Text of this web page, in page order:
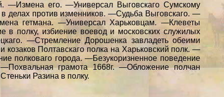
—Измена его. —Универсал Выговскаго Сумскому
делах против изменников. —Судьба Выговскаго. —
гетмана. —Универсал Харьковцам. —Клеветы
полку, избиение воевод и московских служилых
—Стремление Дорошенка завладеть обеими
Полтавскаго полка на Харьковский полк. —
полковаго города. —Безукоризненное поведение
грамота 1668г. —Обложение полчан
Разина в полку.